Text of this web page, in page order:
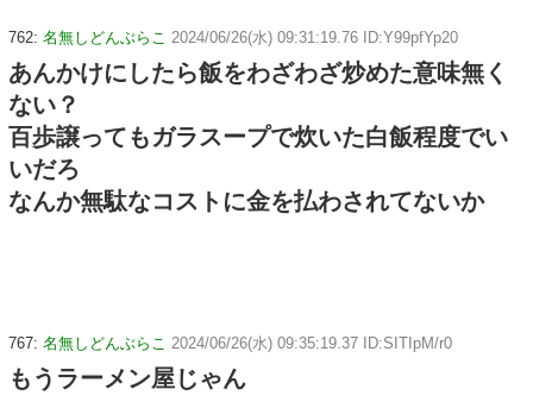
762: 名無しどんぶらこ 2024/06/26(水) 09:31:19.76 ID:Y99pfYp20
あんかけにしたら飯をわざわざ炒めた意味無く
ない？
百歩譲ってもガラスープで炊いた白飯程度でい
いだろ
なんか無駄なコストに金を払わされてないか
767: 名無しどんぶらこ 2024/06/26(水) 09:35:19.37 ID:SITIpM/r0
もうラーメン屋じゃん